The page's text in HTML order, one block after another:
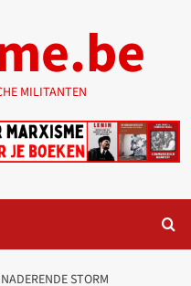
MILITANTEN
STORM